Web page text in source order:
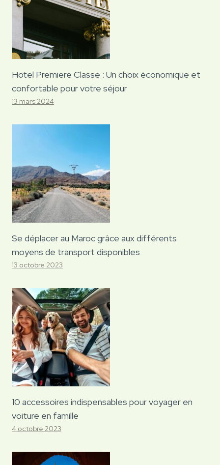
Hotel Premiere Classe : Un choix économique et
confortable pour votre séjour
13 mars 2024
Se déplacer au Maroc grâce aux différents
moyens de transport disponibles
13 octobre 2023
10 accessoires indispensables pour voyager en
voiture en famille
4 octobre 2023